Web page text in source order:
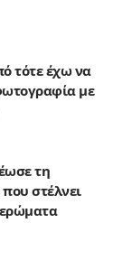
τότε έχω να
με
τη
στέλνει